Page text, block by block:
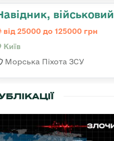
військовий
від 25000 до 125000 грн
Київ
Морська Піхота ЗСУ